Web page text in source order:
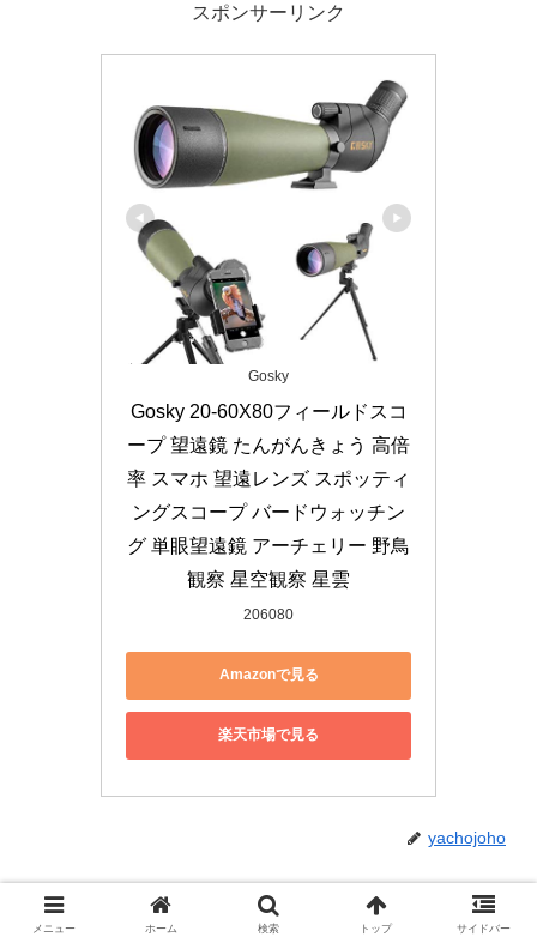
スポンサーリンク
Gosky
Gosky 20-60X80フィールドスコ
ープ 望遠鏡 たんがんきょう 高倍
率 スマホ 望遠レンズ スポッティ
ングスコープ バードウォッチン
グ 単眼望遠鏡 アーチェリー 野鳥
観察 星空観察 星雲
206080
Amazonで見る
楽天市場で見る
yachojoho
メニュー ホーム 検索 トップ サイドバー